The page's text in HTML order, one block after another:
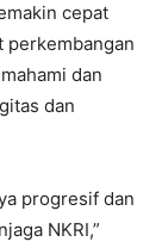
cepat
perkembangan
dan
dan
progresif dan
NKRI,”